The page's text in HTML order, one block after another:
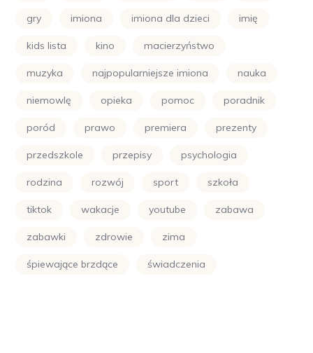
gry imiona imiona dla dzieci imię
kids lista kino macierzyństwo
muzyka najpopularniejsze imiona nauka
niemowlę opieka pomoc poradnik
poród prawo premiera prezenty
przedszkole przepisy psychologia
rodzina rozwój sport szkoła
tiktok wakacje youtube zabawa
zabawki zdrowie zima
śpiewające brzdące świadczenia